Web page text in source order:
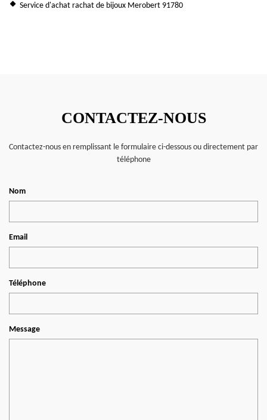
Service d'achat rachat de bijoux Merobert 91780
CONTACTEZ-NOUS
Contactez-nous en remplissant le formulaire ci-dessous ou directement par
téléphone
Nom
Email
Téléphone
Message